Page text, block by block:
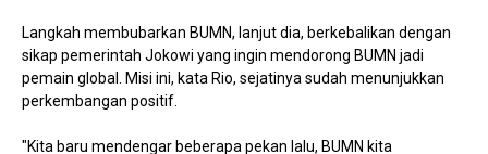
Langkah membubarkan BUMN, lanjut dia, berkebalikan dengan
sikap pemerintah Jokowi yang ingin mendorong BUMN jadi
pemain global. Misi ini, kata Rio, sejatinya sudah menunjukkan
perkembangan positif.
"Kita baru mendengar beberapa pekan lalu, BUMN kita